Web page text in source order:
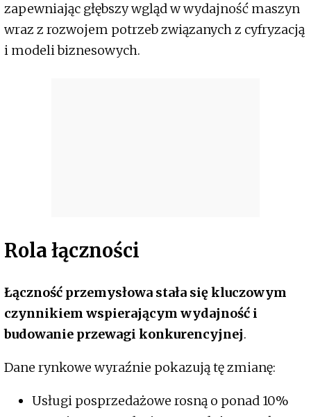
zapewniając głębszy wgląd w wydajność maszyn
wraz z rozwojem potrzeb związanych z cyfryzacją
i modeli biznesowych.
Rola łączności
Łączność przemysłowa stała się kluczowym
czynnikiem wspierającym wydajność i
budowanie przewagi konkurencyjnej.
Dane rynkowe wyraźnie pokazują tę zmianę:
Usługi posprzedażowe rosną o ponad 10%